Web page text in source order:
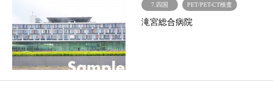
7.四国 PET/PET-CT検査
滝宮総合病院